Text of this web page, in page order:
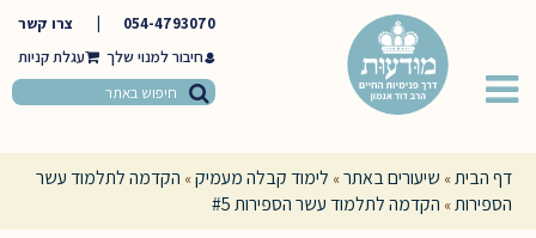
054-4793070
צרו קשר
חיבור למנוי שלך
דף הבית» שיעורים באתר» לימוד קבלה מעמיק» הקדמה לתלמוד עשר
הספירות» הקדמה לתלמוד עשר הספירות #5